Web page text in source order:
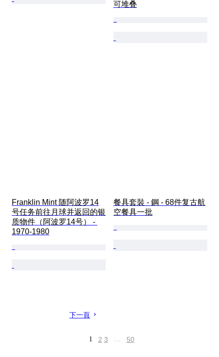
可堆叠
Franklin Mint 随阿波罗14
号任务前往月球并返回的银
质物件（阿波罗14号） -
1970-1980
餐具套裝 - 鋼 - 68件复古航
空餐具一批
下一頁
1 2 3 … 50